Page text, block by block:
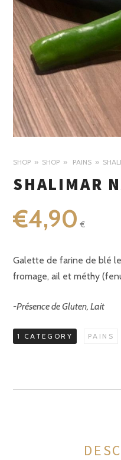
SHOP SHOP PAINS
SHALIMAR
€4,90 €
Galette de farine de blé
fromage, ail et méthy
-Présence de Gluten, Lait
1 CATEGORY PAINS